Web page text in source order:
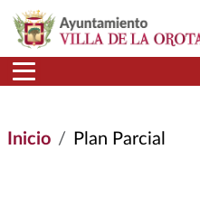
Pasar al contenido principal
Inicio Plan Parcial